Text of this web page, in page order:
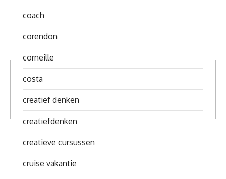
coach
corendon
corneille
costa
creatief denken
creatiefdenken
creatieve cursussen
cruise vakantie